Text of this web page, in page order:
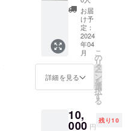
Baseに
てもそ
の他の
ライン
ナップ
の参考
写真を
ただけ
ます。
ン
ク:https
://fromg
が、1点
もので
あるこ
とが多
くデザ
インが
もあり
ます。
ださ
い。 予
こちら
のリ
ターン
はお皿2
枚セッ
トにな
す。 ＊
参考代
Rosent
hal
だり、
外で飲
んでい
ても虫
が入っ
てこな
いので
快適で
いって
もマイ
れる
ヴィン
テージ
コー
ヒー
カッ
プ。 こ
んな時
までこ
だわっ
(ブラン
ド) 2
枚
7980 円
(7000円
+ 送料)
相当
イース
ターや
どのお
祝いに
お届
け予
定：
2024
年04
月
詳細を見る
こ
の
リ
タ
ー
ン
を
選
択
す
る
10,
000 円
残り10